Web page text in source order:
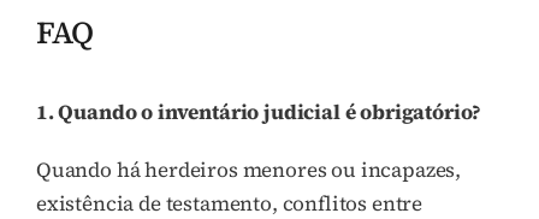
FAQ
1. Quando o inventário judicial é obrigatório?
Quando há herdeiros menores ou incapazes,
existência de testamento, conflitos entre